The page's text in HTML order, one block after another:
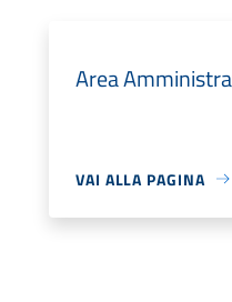
Area
VAI ALLA PAGINA